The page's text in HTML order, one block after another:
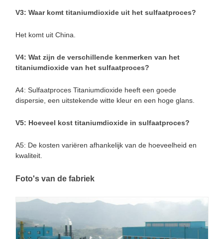
V3: Waar komt titaniumdioxide uit het sulfaatproces?
Het komt uit China.
V4: Wat zijn de verschillende kenmerken van het
titaniumdioxide van het sulfaatproces?
A4: Sulfaatproces Titaniumdioxide heeft een goede
dispersie, een uitstekende witte kleur en een hoge glans.
V5: Hoeveel kost titaniumdioxide in sulfaatproces?
A5: De kosten variëren afhankelijk van de hoeveelheid en
kwaliteit.
Foto's van de fabriek